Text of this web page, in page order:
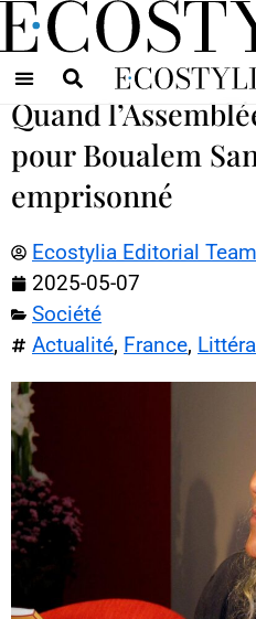
Quand
pour Boualem
emprisonné
Ecostylia Editorial Team
2025-05-07
Société
Actualité, France,